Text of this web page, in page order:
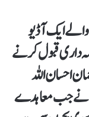
ایک آڈیو
داری قبول کرنے
احسان اللہ
نے جب معاہدے